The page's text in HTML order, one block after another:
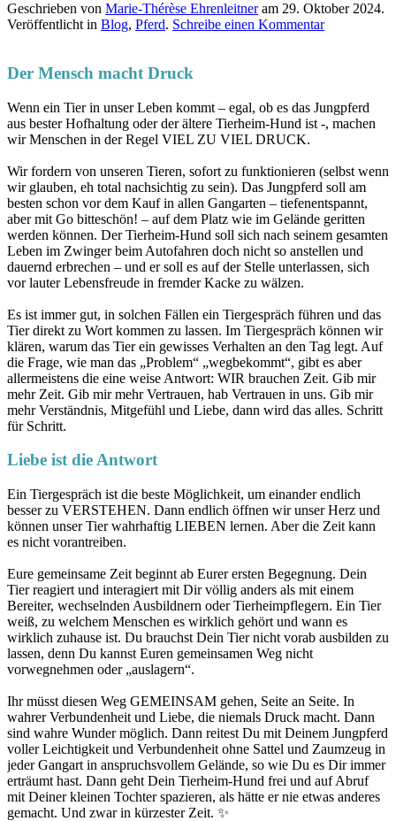
Geschrieben von Marie-Thérèse Ehrenleitneram 29. Oktober 2024.
Veröffentlicht in Blog, Pferd. Schreibe einen Kommentar
Der Mensch macht Druck
Wenn ein Tier in unser Leben kommt – egal, ob es das Jungpferd
aus bester Hofhaltung oder der ältere Tierheim-Hund ist -, machen
wir Menschen in der Regel VIEL ZU VIEL DRUCK.
Wir fordern von unseren Tieren, sofort zu funktionieren (selbst wenn
wir glauben, eh total nachsichtig zu sein). Das Jungpferd soll am
besten schon vor dem Kauf in allen Gangarten – tiefenentspannt,
aber mit Go bitteschön! – auf dem Platz wie im Gelände geritten
werden können. Der Tierheim-Hund soll sich nach seinem gesamten
Leben im Zwinger beim Autofahren doch nicht so anstellen und
dauernd erbrechen – und er soll es auf der Stelle unterlassen, sich
vor lauter Lebensfreude in fremder Kacke zu wälzen.
Es ist immer gut, in solchen Fällen ein Tiergespräch führen und das
Tier direkt zu Wort kommen zu lassen. Im Tiergespräch können wir
klären, warum das Tier ein gewisses Verhalten an den Tag legt. Auf
die Frage, wie man das „Problem“ „wegbekommt“, gibt es aber
allermeistens die eine weise Antwort: WIR brauchen Zeit. Gib mir
mehr Zeit. Gib mir mehr Vertrauen, hab Vertrauen in uns. Gib mir
mehr Verständnis, Mitgefühl und Liebe, dann wird das alles. Schritt
für Schritt.
Liebe ist die Antwort
Ein Tiergespräch ist die beste Möglichkeit, um einander endlich
besser zu VERSTEHEN. Dann endlich öffnen wir unser Herz und
können unser Tier wahrhaftig LIEBEN lernen. Aber die Zeit kann
es nicht vorantreiben.
Eure gemeinsame Zeit beginnt ab Eurer ersten Begegnung. Dein
Tier reagiert und interagiert mit Dir völlig anders als mit einem
Bereiter, wechselnden Ausbildnern oder Tierheimpflegern. Ein Tier
weiß, zu welchem Menschen es wirklich gehört und wann es
wirklich zuhause ist. Du brauchst Dein Tier nicht vorab ausbilden zu
lassen, denn Du kannst Euren gemeinsamen Weg nicht
vorwegnehmen oder „auslagern“.
Ihr müsst diesen Weg GEMEINSAM gehen, Seite an Seite. In
wahrer Verbundenheit und Liebe, die niemals Druck macht. Dann
sind wahre Wunder möglich. Dann reitest Du mit Deinem Jungpferd
voller Leichtigkeit und Verbundenheit ohne Sattel und Zaumzeug in
jeder Gangart in anspruchsvollem Gelände, so wie Du es Dir immer
erträumt hast. Dann geht Dein Tierheim-Hund frei und auf Abruf
mit Deiner kleinen Tochter spazieren, als hätte er nie etwas anderes
gemacht. Und zwar in kürzester Zeit. ✨